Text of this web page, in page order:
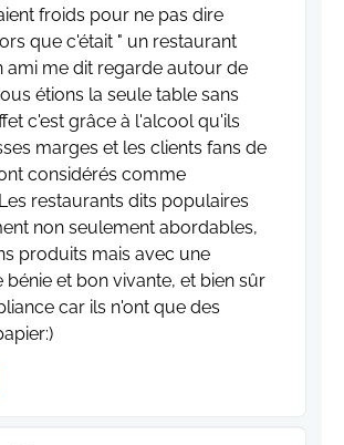
froids pour ne pas dire
que c'était " un restaurant
ami me dit regarde autour de
étions la seule table sans
c'est grâce à l'alcool qu'ils
marges et les clients fans de
considérés comme
restaurants dits populaires
non seulement abordables,
produits mais avec une
bénie et bon vivante, et bien sûr
car ils n'ont que des